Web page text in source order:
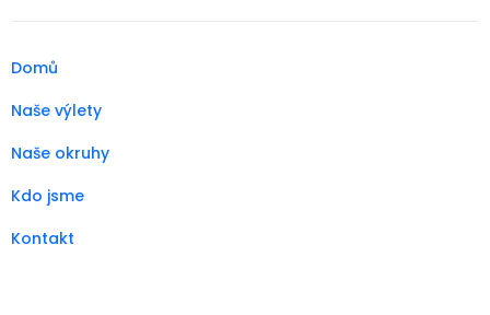
Domů
Naše výlety
Naše okruhy
Kdo jsme
Kontakt